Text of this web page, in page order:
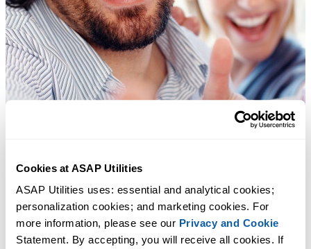
Cookies at ASAP Utilities
ASAP Utilities uses: essential and analytical cookies;
personalization cookies; and marketing cookies. For
more information, please see our Privacy and Cookie
Statement. By accepting, you will receive all cookies. If